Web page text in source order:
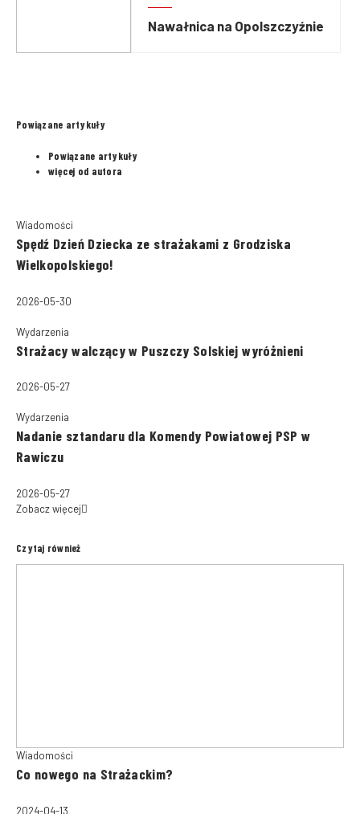
Nawałnica na Opolszczyźnie
Powiązane artykuły
Powiązane artykuły
więcej od autora
Wiadomości
Spędź Dzień Dziecka ze strażakami z Grodziska
Wielkopolskiego!
2026-05-30
Wydarzenia
Strażacy walczący w Puszczy Solskiej wyróżnieni
2026-05-27
Wydarzenia
Nadanie sztandaru dla Komendy Powiatowej PSP w
Rawiczu
2026-05-27
Zobacz więcej
Czytaj również
Wiadomości
Co nowego na Strażackim?
2024-04-13